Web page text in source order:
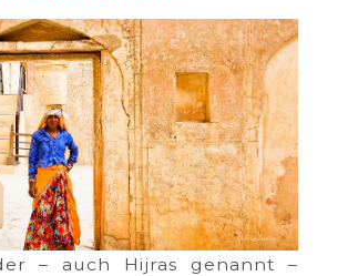
– auch Hijras genannt –